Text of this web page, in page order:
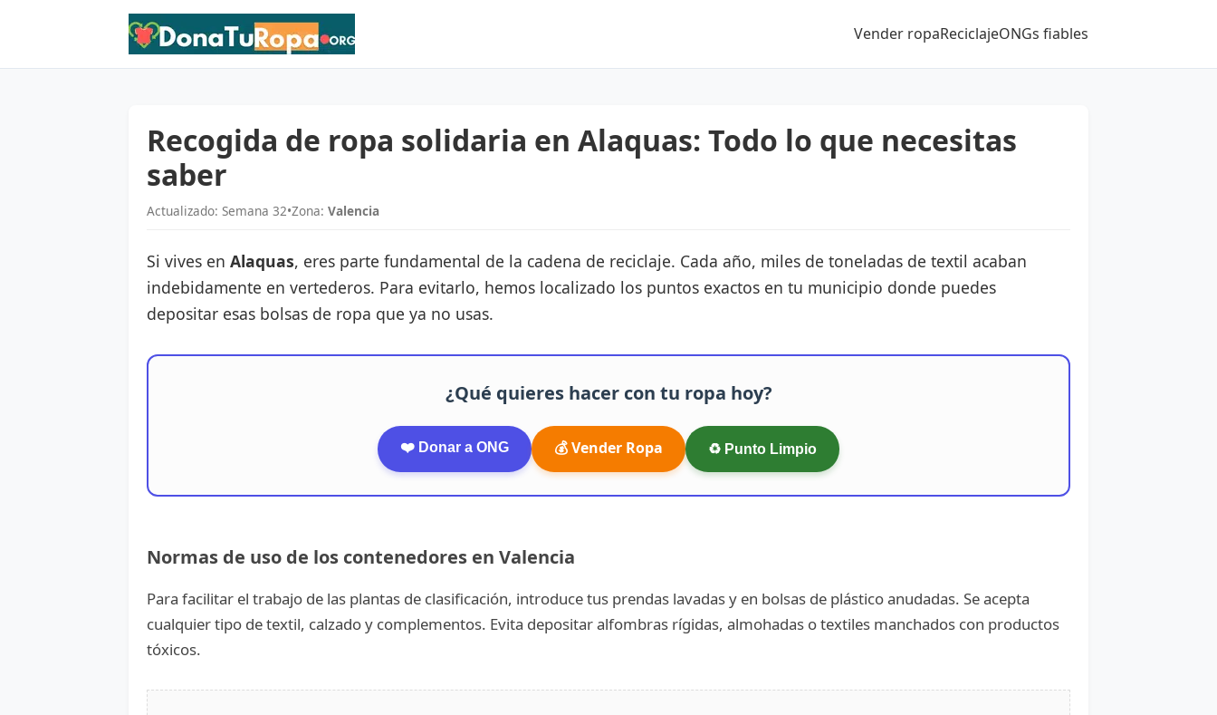
Vender ropaReciclajeONGs fiables
Recogida de ropa solidaria en Alaquas: Todo lo que necesitas
saber
Actualizado: Semana 32•Zona: Valencia
Si vives en Alaquas, eres parte fundamental de la cadena de reciclaje. Cada año, miles de toneladas de textil acaban
indebidamente en vertederos. Para evitarlo, hemos localizado los puntos exactos en tu municipio donde puedes
depositar esas bolsas de ropa que ya no usas.
¿Qué quieres hacer con tu ropa hoy?
❤️ Donar a ONG 💰 Vender Ropa ♻️ Punto Limpio
Normas de uso de los contenedores en Valencia
Para facilitar el trabajo de las plantas de clasificación, introduce tus prendas lavadas y en bolsas de plástico anudadas. Se acepta
cualquier tipo de textil, calzado y complementos. Evita depositar alfombras rígidas, almohadas o textiles manchados con productos
tóxicos.